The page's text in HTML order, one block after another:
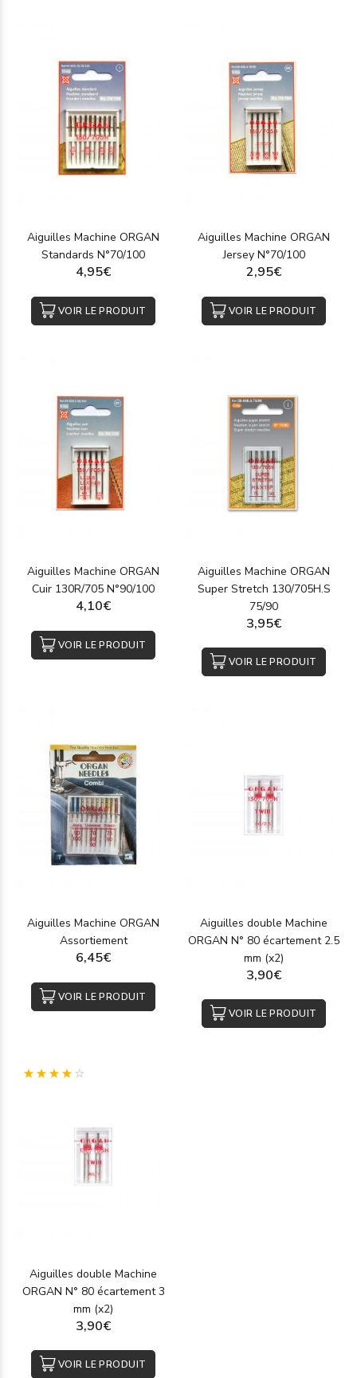
Aiguilles Machine ORGAN
Standards N°70/100
4,95€
VOIR LE PRODUIT
Aiguilles Machine ORGAN
Jersey N°70/100
2,95€
VOIR LE PRODUIT
Aiguilles Machine ORGAN
Cuir 130R/705 N°90/100
4,10€
VOIR LE PRODUIT
Aiguilles Machine ORGAN
Super Stretch 130/705H.S
75/90
3,95€
VOIR LE PRODUIT
Aiguilles Machine ORGAN
Assortiement
6,45€
VOIR LE PRODUIT
Aiguilles double Machine
ORGAN N° 80 écartement 2.5
mm (x2)
3,90€
VOIR LE PRODUIT
Aiguilles double Machine
ORGAN N° 80 écartement 3
mm (x2)
3,90€
VOIR LE PRODUIT